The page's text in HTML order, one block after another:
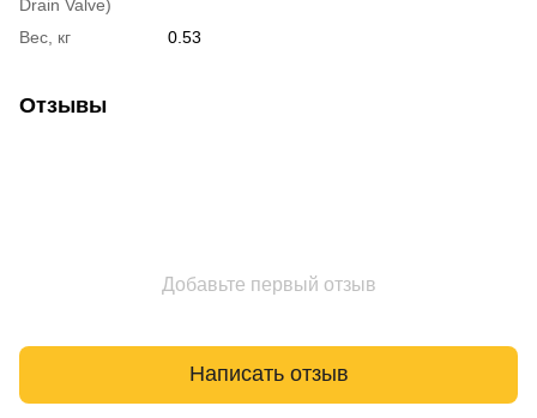
Drain Valve)
Вес, кг 0.53
Отзывы
Добавьте первый отзыв
Написать отзыв